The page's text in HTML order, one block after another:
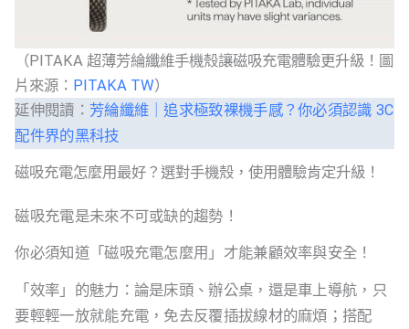
（PITAKA 超薄芳綸纖維手機殼讓磁吸充電體驗更升級！圖
片來源： PITAKA TW）
延伸閱讀： 芳綸纖維｜追求極致裸機手感？你必須認識 3C
配件界的黑科技
磁吸充電怎麼用最好？選對手機殼，使用體驗肯定升級！
磁吸充電是未來不可或缺的趨勢！
你必須知道「磁吸充電怎麼用」才能兼顧效率與安全！
「效率」的魅力：論是床頭、辦公桌，還是車上導航，只
要輕輕一放就能充電，免去反覆插拔線材的麻煩；搭配